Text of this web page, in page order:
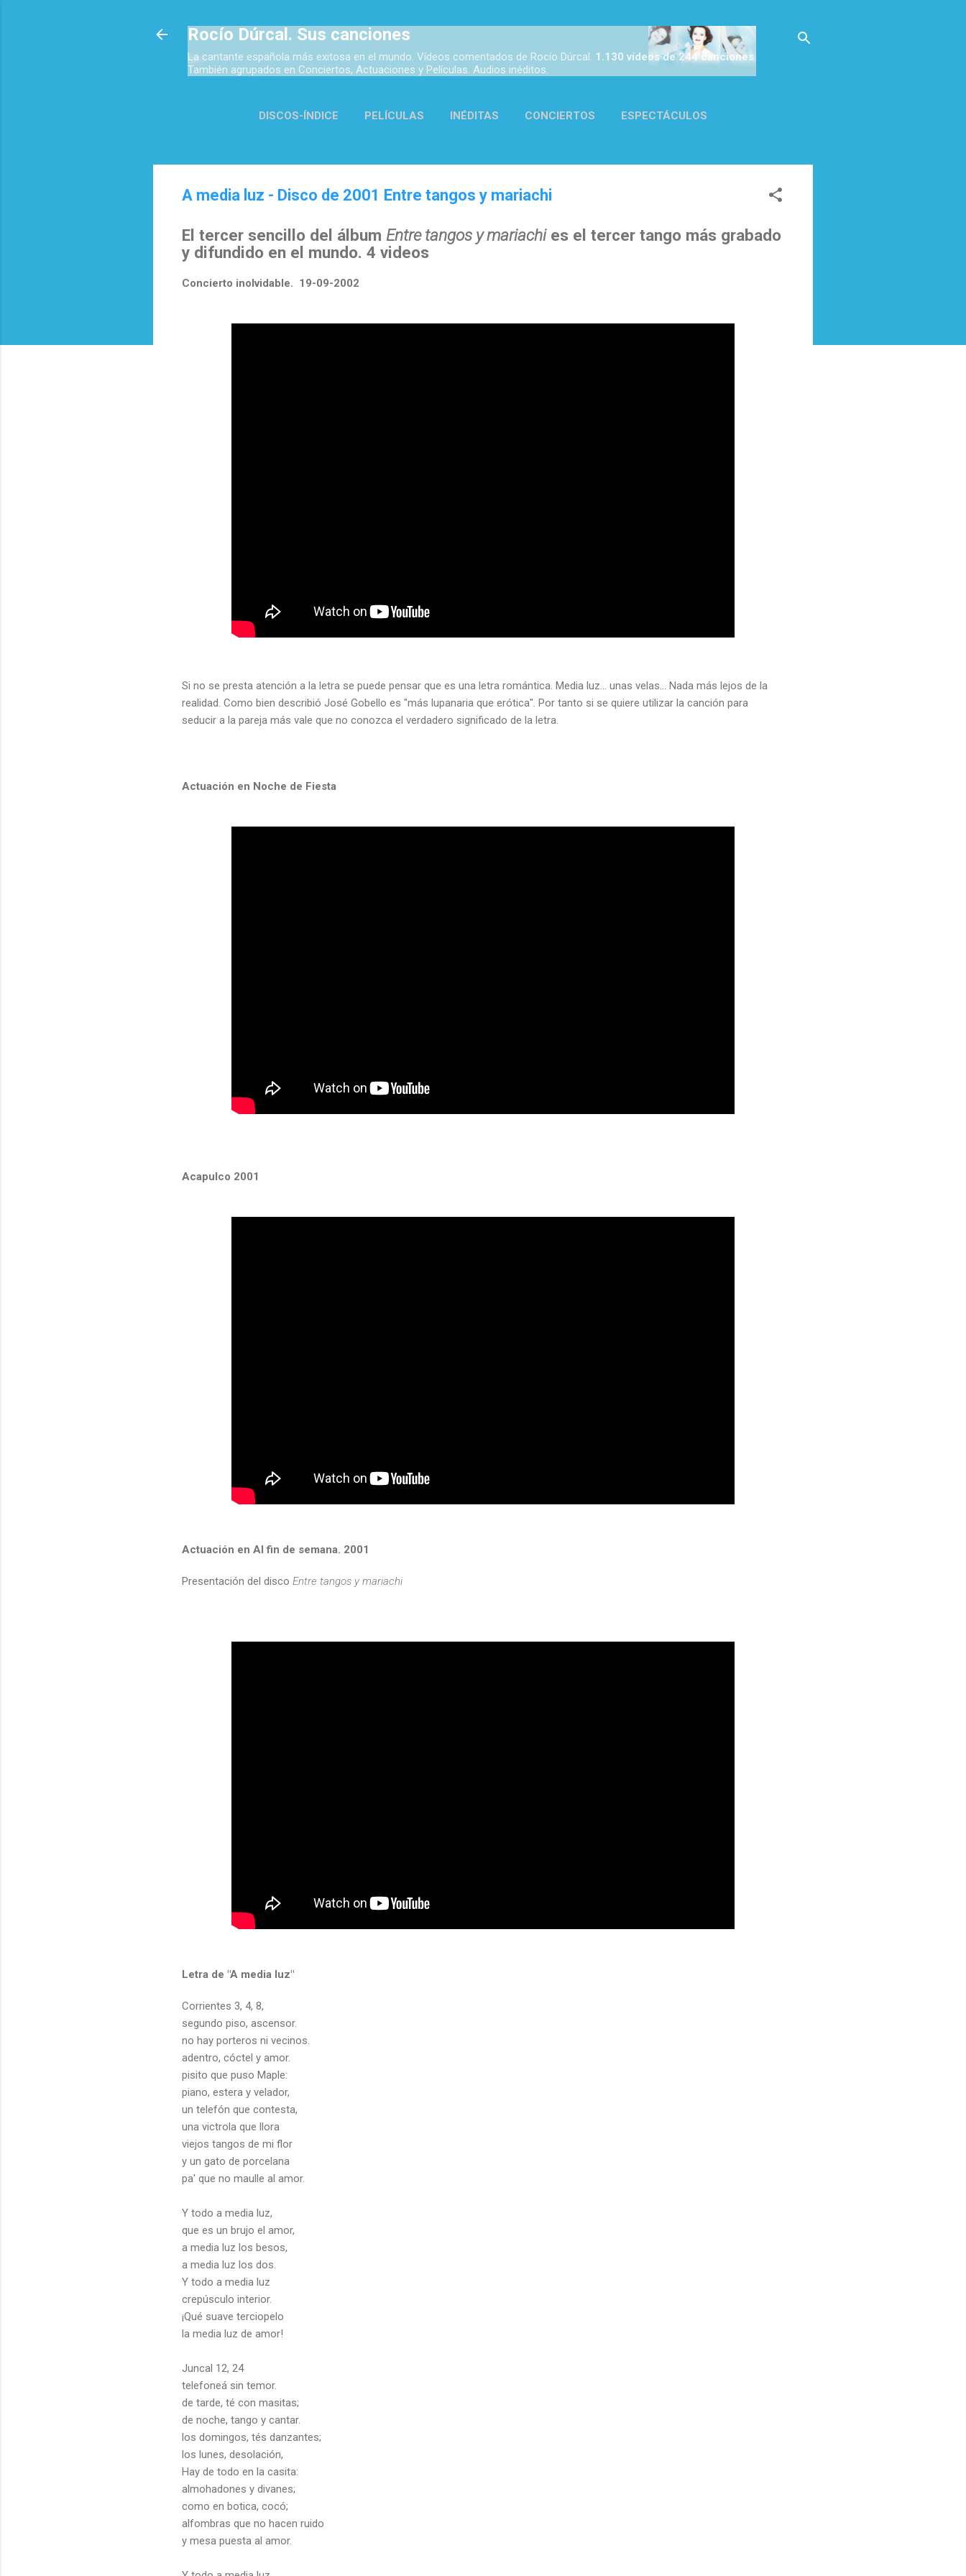
Rocío Dúrcal. Sus canciones
La cantante española más exitosa en el mundo. Vídeos comentados de Rocío Dúrcal. 1.130 vídeos de 244 canciones.
También agrupados en Conciertos, Actuaciones y Películas. Audios inéditos.
DISCOS-ÍNDICE PELÍCULAS INÉDITAS CONCIERTOS ESPECTÁCULOS
A media luz - Disco de 2001 Entre tangos y mariachi
El tercer sencillo del álbum Entre tangos y mariachies el tercer tango más grabado
y difundido en el mundo. 4 videos
Concierto inolvidable. 19-09-2002
Si no se presta atención a la letra se puede pensar que es una letra romántica. Media luz... unas velas... Nada más lejos de la
realidad. Como bien describió José Gobello es "más lupanaria que erótica". Por tanto si se quiere utilizar la canción para
seducir a la pareja más vale que no conozca el verdadero significado de la letra.
Actuación en Noche de Fiesta
Acapulco 2001
Actuación en Al fin de semana. 2001
Presentación del disco Entre tangos y mariachi
Letra de "A media luz"
Corrientes 3, 4, 8,
segundo piso, ascensor.
no hay porteros ni vecinos.
adentro, cóctel y amor.
pisito que puso Maple:
piano, estera y velador,
un telefón que contesta,
una victrola que llora
viejos tangos de mi flor
y un gato de porcelana
pa' que no maulle al amor.
Y todo a media luz,
que es un brujo el amor,
a media luz los besos,
a media luz los dos.
Y todo a media luz
crepúsculo interior.
¡Qué suave terciopelo
la media luz de amor!
Juncal 12, 24
telefoneá sin temor.
de tarde, té con masitas;
de noche, tango y cantar.
los domingos, tés danzantes;
los lunes, desolación,
Hay de todo en la casita:
almohadones y divanes;
como en botica, cocó;
alfombras que no hacen ruido
y mesa puesta al amor.